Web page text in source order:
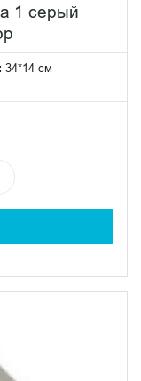
1 серый
34*14 см